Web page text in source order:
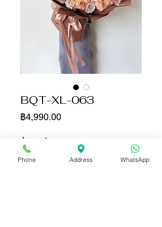
BQT-XL-063
฿4,990.00ราคา
จำนวน *
Phone Address WhatsApp